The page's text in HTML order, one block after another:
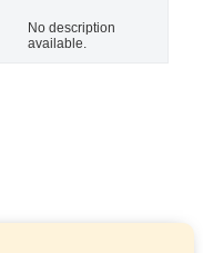
No description
available.